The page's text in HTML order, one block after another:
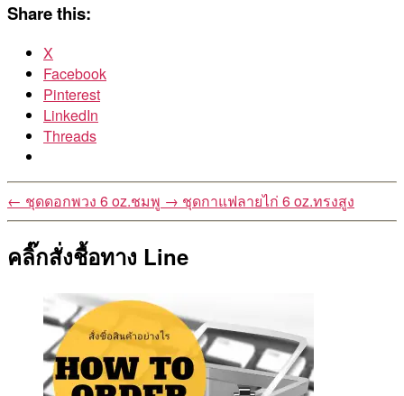
Share this:
X
Facebook
Pinterest
LinkedIn
Threads
← ชุดดอกพวง 6 oz.ชมพู → ชุดกาแฟลายไก่ 6 oz.ทรงสูง
คลิ๊กสั่งชื้อทาง Line